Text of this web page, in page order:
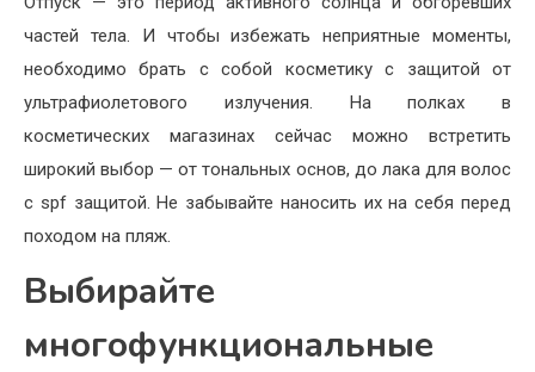
частей тела. И чтобы избежать неприятные моменты,
необходимо брать с собой косметику с защитой от
ультрафиолетового излучения. На полках в
косметических магазинах сейчас можно встретить
широкий выбор — от тональных основ, до лака для волос
с spf защитой. Не забывайте наносить их на себя перед
походом на пляж.
Выбирайте
многофункциональные